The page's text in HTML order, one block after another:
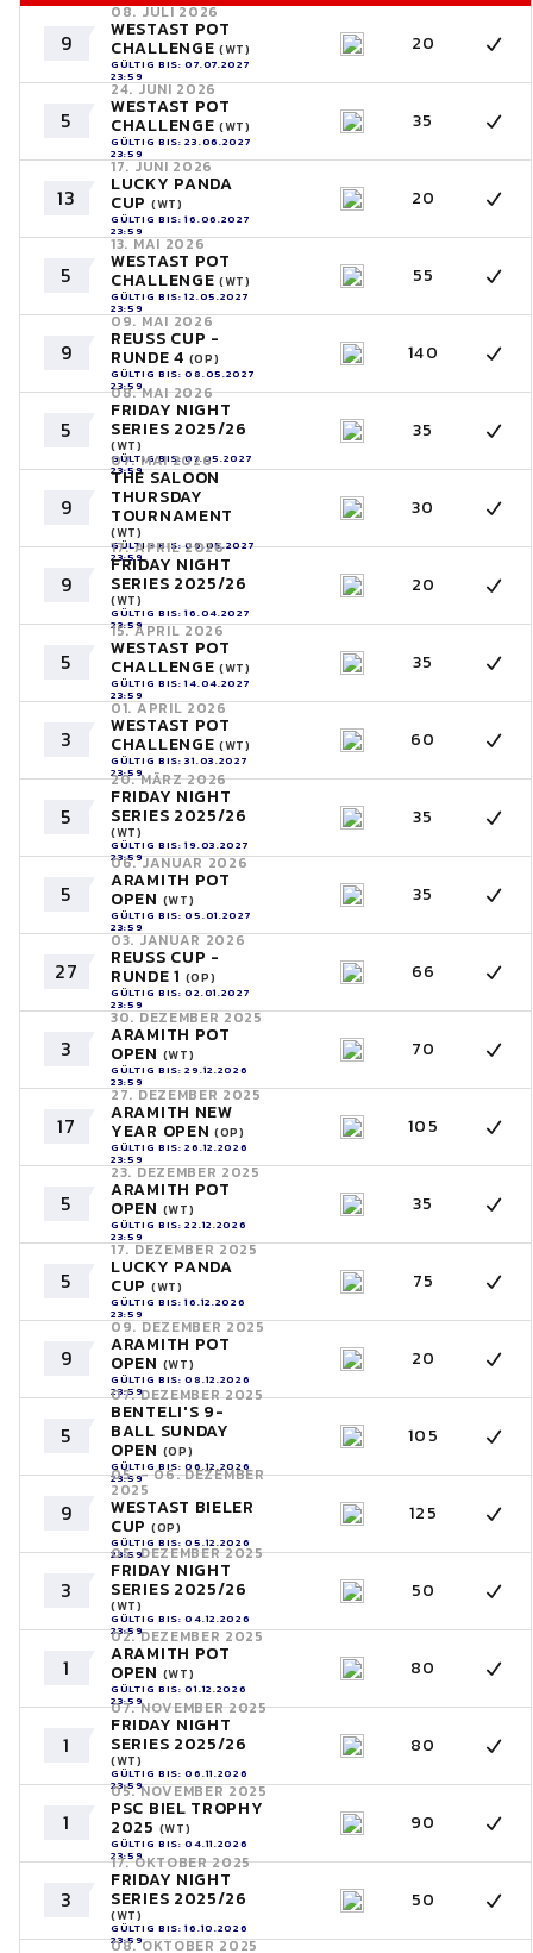
9
08. JULI 2026
WESTAST POT
CHALLENGE (WT)
GÜLTIG BIS: 07.07.2027
23:59
20
5
24. JUNI 2026
WESTAST POT
CHALLENGE (WT)
GÜLTIG BIS: 23.06.2027
23:59
35
13
17. JUNI 2026
LUCKY PANDA
CUP (WT)
GÜLTIG BIS: 16.06.2027
23:59
20
5
13. MAI 2026
WESTAST POT
CHALLENGE (WT)
GÜLTIG BIS: 12.05.2027
23:59
55
9
09. MAI 2026
REUSS CUP -
RUNDE 4 (OP)
GÜLTIG BIS: 08.05.2027
23:59
140
5
08. MAI 2026
FRIDAY NIGHT
SERIES 2025/26
(WT)
GÜLTIG BIS: 07.05.2027
23:59
35
9
07. MAI 2026
THE SALOON
THURSDAY
TOURNAMENT
(WT)
GÜLTIG BIS: 06.05.2027
23:59
30
9
17. APRIL 2026
FRIDAY NIGHT
SERIES 2025/26
(WT)
GÜLTIG BIS: 16.04.2027
23:59
20
5
15. APRIL 2026
WESTAST POT
CHALLENGE (WT)
GÜLTIG BIS: 14.04.2027
23:59
35
3
01. APRIL 2026
WESTAST POT
CHALLENGE (WT)
GÜLTIG BIS: 31.03.2027
23:59
60
5
20. MÄRZ 2026
FRIDAY NIGHT
SERIES 2025/26
(WT)
GÜLTIG BIS: 19.03.2027
23:59
35
5
06. JANUAR 2026
ARAMITH POT
OPEN (WT)
GÜLTIG BIS: 05.01.2027
23:59
35
27
03. JANUAR 2026
REUSS CUP -
RUNDE 1 (OP)
GÜLTIG BIS: 02.01.2027
23:59
66
3
30. DEZEMBER 2025
ARAMITH POT
OPEN (WT)
GÜLTIG BIS: 29.12.2026
23:59
70
17
27. DEZEMBER 2025
ARAMITH NEW
YEAR OPEN (OP)
GÜLTIG BIS: 26.12.2026
23:59
105
5
23. DEZEMBER 2025
ARAMITH POT
OPEN (WT)
GÜLTIG BIS: 22.12.2026
23:59
35
5
17. DEZEMBER 2025
LUCKY PANDA
CUP (WT)
GÜLTIG BIS: 16.12.2026
23:59
75
9
09. DEZEMBER 2025
ARAMITH POT
OPEN (WT)
GÜLTIG BIS: 08.12.2026
23:59
20
5
07. DEZEMBER 2025
BENTELI'S 9-
BALL SUNDAY
OPEN (OP)
GÜLTIG BIS: 06.12.2026
23:59
105
9
05. - 06. DEZEMBER
2025
WESTAST BIELER
CUP (OP)
GÜLTIG BIS: 05.12.2026
23:59
125
3
05. DEZEMBER 2025
FRIDAY NIGHT
SERIES 2025/26
(WT)
GÜLTIG BIS: 04.12.2026
23:59
50
1
02. DEZEMBER 2025
ARAMITH POT
OPEN (WT)
GÜLTIG BIS: 01.12.2026
23:59
80
1
07. NOVEMBER 2025
FRIDAY NIGHT
SERIES 2025/26
(WT)
GÜLTIG BIS: 06.11.2026
23:59
80
1
05. NOVEMBER 2025
PSC BIEL TROPHY
2025 (WT)
GÜLTIG BIS: 04.11.2026
23:59
90
3
17. OKTOBER 2025
FRIDAY NIGHT
SERIES 2025/26
(WT)
GÜLTIG BIS: 16.10.2026
23:59
50
08. OKTOBER 2025